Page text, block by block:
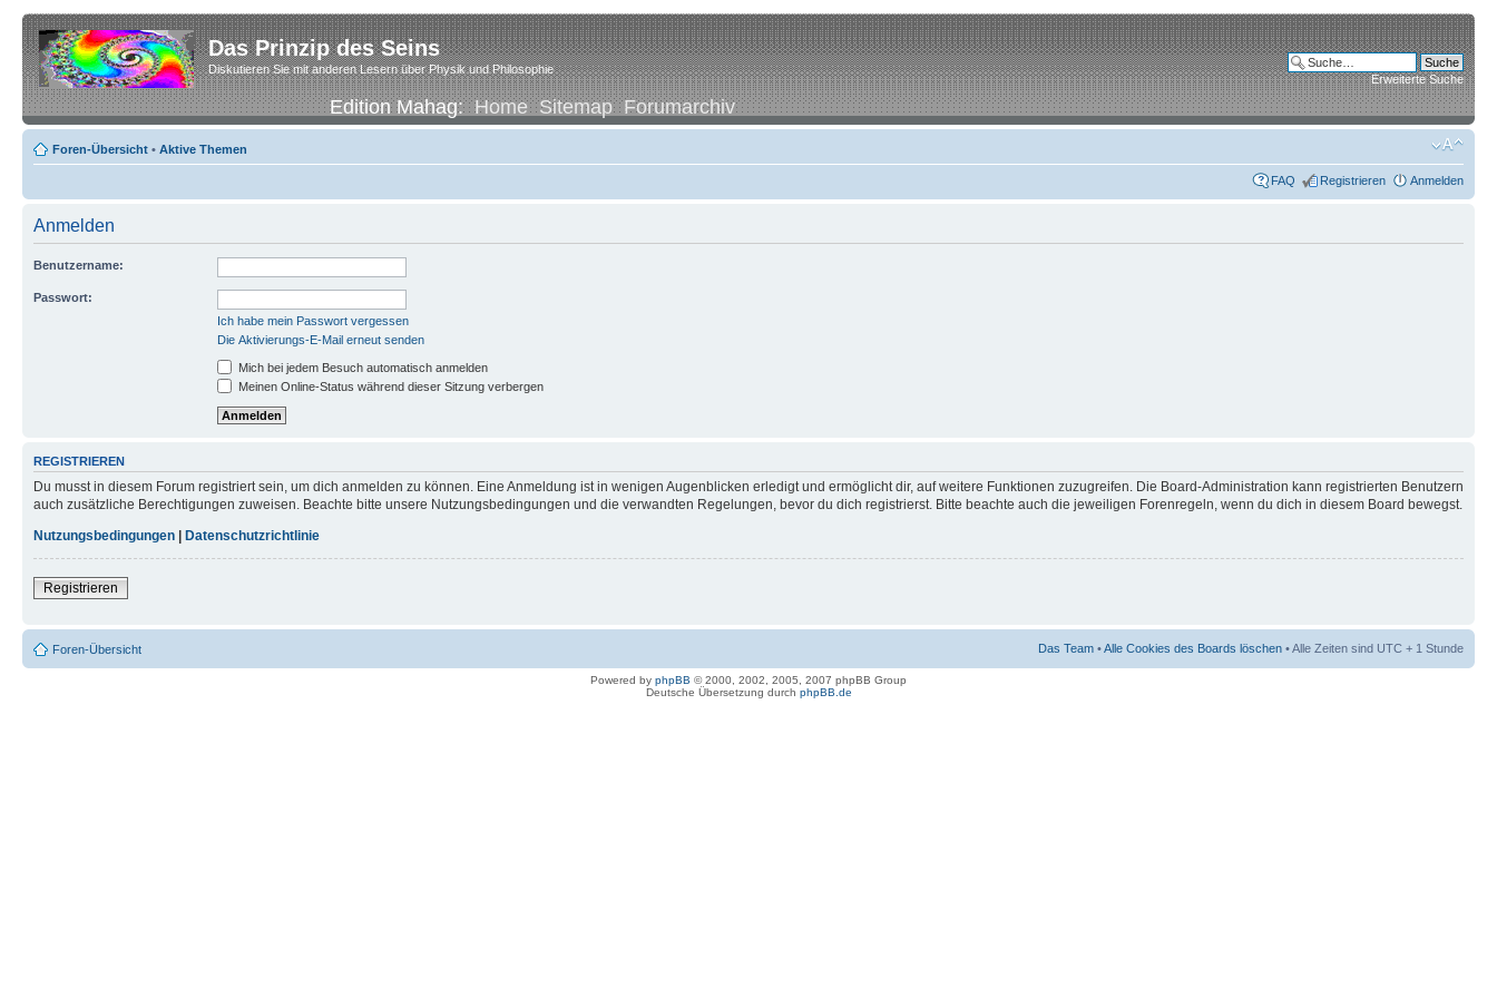
Das Prinzip des Seins
Diskutieren Sie mit anderen Lesern über Physik und Philosophie
Edition Mahag:Home Sitemap Forumarchiv
Erweiterte Suche
Foren-Übersicht • Aktive Themen
FAQ Registrieren Anmelden
Anmelden
Benutzername:
Passwort:
Ich habe mein Passwort vergessen
Die Aktivierungs-E-Mail erneut senden
Mich bei jedem Besuch automatisch anmelden
Meinen Online-Status während dieser Sitzung verbergen
REGISTRIEREN
Du musst in diesem Forum registriert sein, um dich anmelden zu können. Eine Anmeldung ist in wenigen Augenblicken erledigt und ermöglicht dir, auf weitere Funktionen zuzugreifen. Die Board-Administration kann registrierten Benutzern
auch zusätzliche Berechtigungen zuweisen. Beachte bitte unsere Nutzungsbedingungen und die verwandten Regelungen, bevor du dich registrierst. Bitte beachte auch die jeweiligen Forenregeln, wenn du dich in diesem Board bewegst.
Nutzungsbedingungen
Datenschutzrichtlinie
Registrieren
Foren-Übersicht Das Team •Alle Cookies des Boards löschen • Alle Zeiten sind UTC + 1 Stunde
Powered by phpBB © 2000, 2002, 2005, 2007 phpBB Group
Deutsche Übersetzung durch phpBB.de